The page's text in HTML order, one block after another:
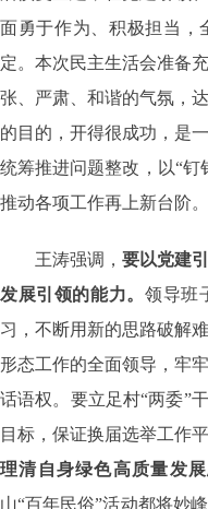
面勇于作为、积极担当，
定。本次民主生活会准备
张、严肃、和谐的气氛，
的目的，开得很成功，是
统筹推进问题整改，以“钉
推动各项工作再上新台阶。
王涛强调， 要以党建
发展引领的能力。 领导班
习，不断用新的思路破解
形态工作的全面领导，牢
话语权。要立足村“两委”
目标，保证换届选举工作
理清自身绿色高质量发展
山“百年民俗”活动都将妙